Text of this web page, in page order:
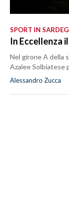
SPORT IN
In Eccellenza
Nel girone A della
Azalee Solbiatese
Alessandro Zucca